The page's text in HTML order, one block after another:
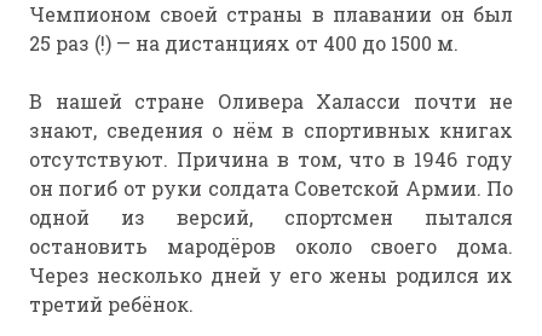
Чемпионом своей страны в плавании он был
25 раз (!) — на дистанциях от 400 до 1500 м.
В нашей стране Оливера Халасси почти не
знают, сведения о нём в спортивных книгах
отсутствуют. Причина в том, что в 1946 году
он погиб от руки солдата Советской Армии. По
одной из версий, спортсмен пытался
остановить мародёров около своего дома.
Через несколько дней у его жены родился их
третий ребёнок.